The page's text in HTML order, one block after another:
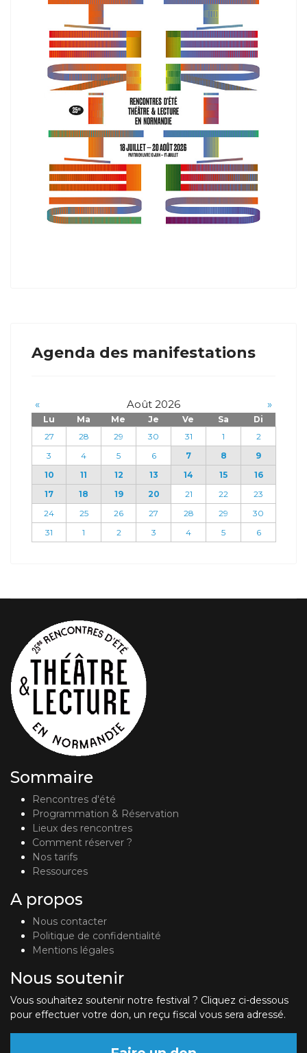
Agenda des manifestations
« Août 2026 »
Lu Ma Me Je Ve Sa
Di
27
28 29 30 31 1
2
3
4 5 6 7 8
9
10
11 12 13 14 15
16
17
18 19 20 21 22
23
24
25 26 27 28 29
30
31
1 2 3 4 5 6
Sommaire
Rencontres d'été
Programmation & Réservation
Lieux des rencontres
Comment réserver ?
Nos tarifs
Ressources
A propos
Nous contacter
Politique de confidentialité
Mentions légales
Nous soutenir
Vous souhaitez soutenir notre festival ? Cliquez ci-dessous
pour effectuer votre don, un reçu fiscal vous sera adressé.